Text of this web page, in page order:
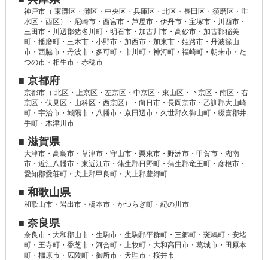
神戸市（ 東灘区・灘区・中央区・兵庫区・北区・長田区・須磨区・垂
水区・西区）・尼崎市・西宮市・芦屋市・伊丹市・宝塚市・川西市・
三田市・川辺郡猪名川町・明石市・加古川市・高砂市・加古郡稲美
町・播磨町・三木市・小野市・加西市・加東市・姫路市・丹波篠山
市・西脇市・丹波市・多可町・市川町・神河町・福崎町・朝来市・た
つの市・相生市・赤穂市
■ 京都府
京都市（ 北区・上京区・左京区・中京区・東山区・下京区・南区・右
京区・伏見区・山科区・西京区）・向日市・長岡京市・乙訓郡大山崎
町・宇治市・城陽市・八幡市・京田辺市・久世郡久御山町・綴喜郡井
手町・木津川市
■ 滋賀県
大津市・高島市・草津市・守山市・栗東市・野洲市・甲賀市・湖南
市・近江八幡市・東近江市・蒲生郡日野町・蒲生郡竜王町・彦根市・
愛知郡愛荘町・犬上郡甲良町・犬上郡豊郷町
■ 和歌山県
和歌山市・岩出市・橋本市・かつらぎ町・紀の川市
■ 奈良県
奈良市・大和郡山市・生駒市・生駒郡平群町・三郷町・斑鳩町・安堵
町・王寺町・香芝市・河合町・上牧町・大和高田市・葛城市・田原本
町・橿原市・広陵町・御所市・天理市・桜井市